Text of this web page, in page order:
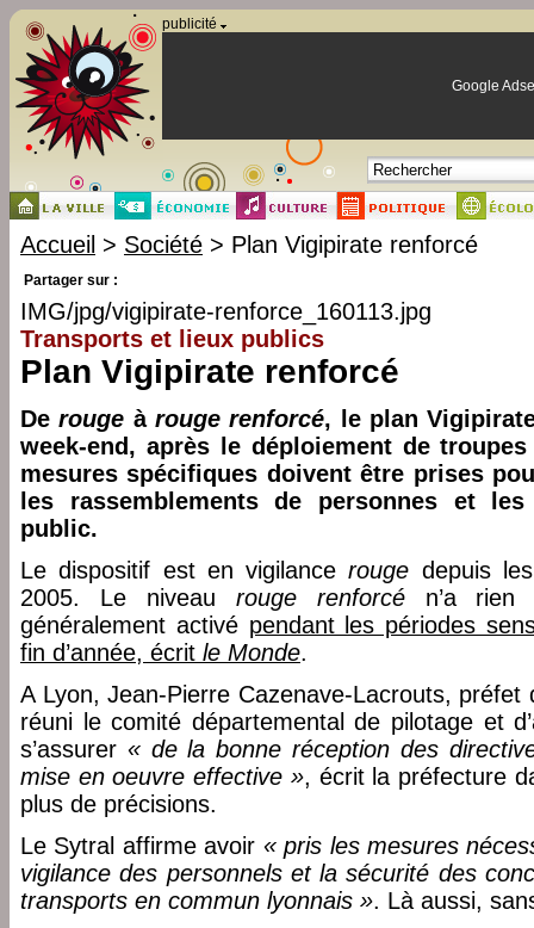
publicité
Google
Accueil > Société > Plan Vigipirate renforcé
Partager sur :
IMG/jpg/vigipirate-renforce_160113.jpg
Transports et lieux publics
Plan Vigipirate renforcé
Derouge àrouge renforcé, le plan
week-end, après le déploiement de
mesures spécifiques doivent être prises
les rassemblements de personnes et
public.
Le dispositif est en vigilancerouge depuis
2005. Le niveau rouge renforcén’a rien
généralement activé pendant les périodes
fin d’année, écrit le Monde.
A Lyon, Jean-Pierre Cazenave-Lacrouts,
réuni le comité départemental de pilotage et
s’assurer « de la bonne réception des
mise en oeuvre effective », écrit la préfecture
plus de précisions.
Le Sytral affirme avoir « pris les mesures
vigilance des personnels et la sécurité des
transports en commun lyonnais ». Là aussi,
Panneau de gestion des cookies